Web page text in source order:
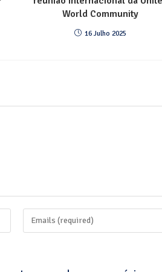
World Community
16 Julho 2025